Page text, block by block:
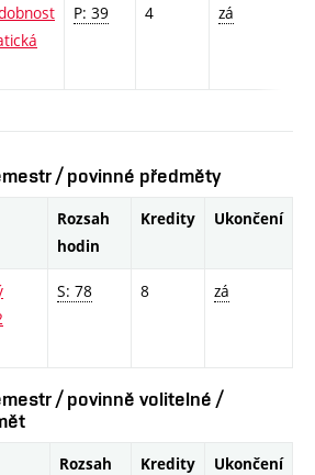
P: 39 4 zá
/ povinné předměty
Rozsah
hodin
Kredity Ukončení
S: 78 8 zá
/ povinně volitelné /
Rozsah
Kredity Ukončení